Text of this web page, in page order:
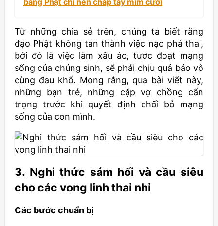
báng Phật chỉ nên chắp tay mỉm cười
Từ những chia sẻ trên, chúng ta biết rằng
đạo Phật không tán thành việc nạo phá thai,
bởi đó là việc làm xấu ác, tước đoạt mạng
sống của chúng sinh, sẽ phải chịu quả báo vô
cùng đau khổ. Mong rằng, qua bài viết này,
những bạn trẻ, những cặp vợ chồng cẩn
trọng trước khi quyết định chối bỏ mạng
sống của con mình.
3. Nghi thức sám hối và cầu siêu
cho các vong linh thai nhi
Các bước chuẩn bị